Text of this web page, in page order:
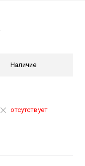
Наличие
отсутствует